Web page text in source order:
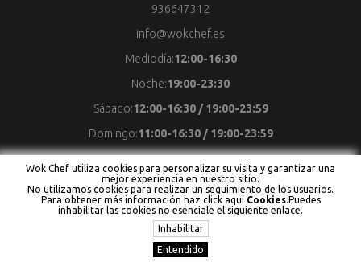
936647312
info@wokchef.es
Mediodía:12:00-16:30
Noche:19:00-23:30
Sábado:12:00-16:30 / 19:00-23:59
Domingo:11:00-16:30 / 19:00-23:59
Copyright © Wok Chef Todos los derechos reservadosPowered by
To Focus Technology Network
Política de cookie
Wok Chef utiliza cookies para personalizar su visita y garantizar una
mejor experiencia en nuestro sitio.
No utilizamos cookies para realizar un seguimiento de los usuarios.
Para obtener más información haz click aqui Cookies.Puedes
inhabilitar las cookies no esenciale el siguiente enlace.
Inhabilitar
Entendido